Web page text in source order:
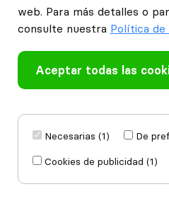
encontradas en El Sebadal
con conductor
3,7
Gil
web. Para más detalles o
consulte nuestra Política de
Aceptar todas las
Necesarias (1) De
Cookies de publicidad (1)